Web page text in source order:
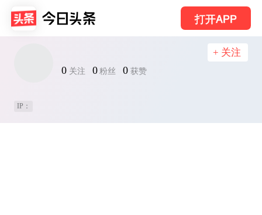
打开APP
0 关注 0 粉丝 0 获赞
+ 关注
IP：